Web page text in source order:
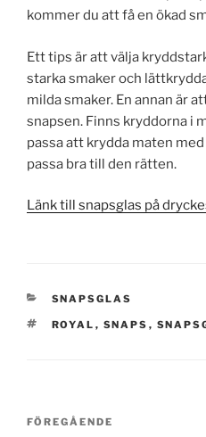
kommer du att få en ökad
Ett tips är att välja
starka smaker och
milda smaker. En annan är
snapsen. Finns kryddorna i
passa att krydda maten
passa bra till den rätten.
Länk till snapsglas på
KATEGORIER
SNAPSGLAS
TAGGAR
ROYAL , SNAPS ,
Inläggsnavigering
Föregående
FÖREGÅENDE